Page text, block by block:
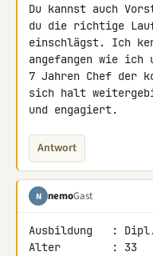
Du kannst auch
du die richtige
einschlägst. Ich
angefangen wie ich
7 Jahren Chef der
sich halt
und engagiert.
Antwort
N nemoGast
Ausbildung   :
Alter        : 33